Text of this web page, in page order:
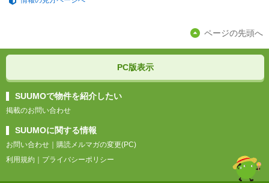
ページの先頭へ
PC版表示
SUUMOで物件を紹介したい
掲載のお問い合わせ
SUUMOに関する情報
お問い合わせ
購読メルマガの変更(PC)
利用規約
プライバシーポリシー